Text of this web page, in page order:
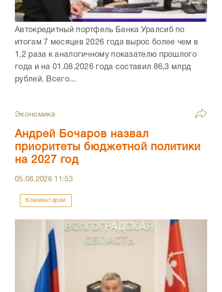
Автокредитный портфель Банка Уралсиб по
итогам 7 месяцев 2026 года вырос более чем в
1,2 раза к аналогичному показателю прошлого
года и на 01.08.2026 года составил 86,3 млрд
рублей. Всего...
Экономика
Андрей Бочаров назвал
приоритеты бюджетной политики
на 2027 год
05.08.2026 11:53
Комментарии